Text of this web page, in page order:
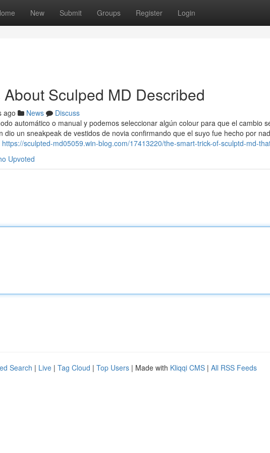
New Submit Groups Register Login
Sculped MD Described
ago News
Discuss
automático o manual y podemos seleccionar algún colour para que el cambio
dio un sneakpeak de vestidos de novia confirmando que el suyo fue hecho por
https://sculpted-md05059.win-blog.com/17413220/the-smart-trick-of-sculptd-md-
Upvoted
Search | Live | Tag Cloud | Top Users | Made with Kliqqi CMS | All RSS Feeds